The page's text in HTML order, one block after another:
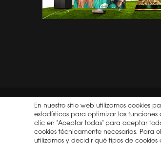
BLOG
En nuestro sitio web utilizamos cookies
estadísticos para optimizar las
clic en "Aceptar todas" para aceptar
cookies técnicamente necesarias. Para
utilizamos y decidir qué tipos de